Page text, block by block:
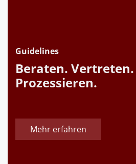
Guidelines
Beraten. Vertreten.
Prozessieren.
Mehr erfahren